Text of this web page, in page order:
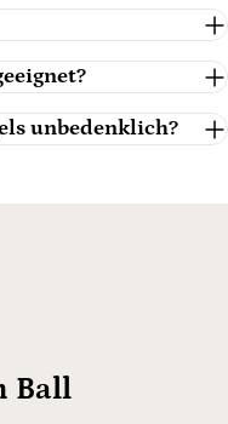
unbedenklich?
Ball